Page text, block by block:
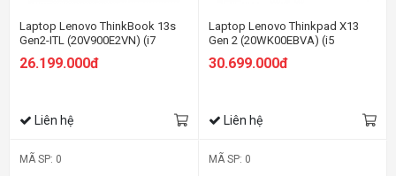
Laptop Lenovo ThinkBook 13s
Gen2-ITL (20V900E2VN) (i7
1165G7/8GB RAM/512GB
SSD/13.3 FHD/Non OS/Xám)
26.199.000đ
Liên hệ
Laptop Lenovo Thinkpad X13
Gen 2 (20WK00EBVA) (i5
1135G7/8GB RAM/512GB
SSD/13.3 WQXGA/Dos/Đen)
30.699.000đ
Liên hệ
MÃ SP: 0 MÃ SP: 0